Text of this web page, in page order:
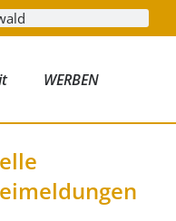
WERBEN